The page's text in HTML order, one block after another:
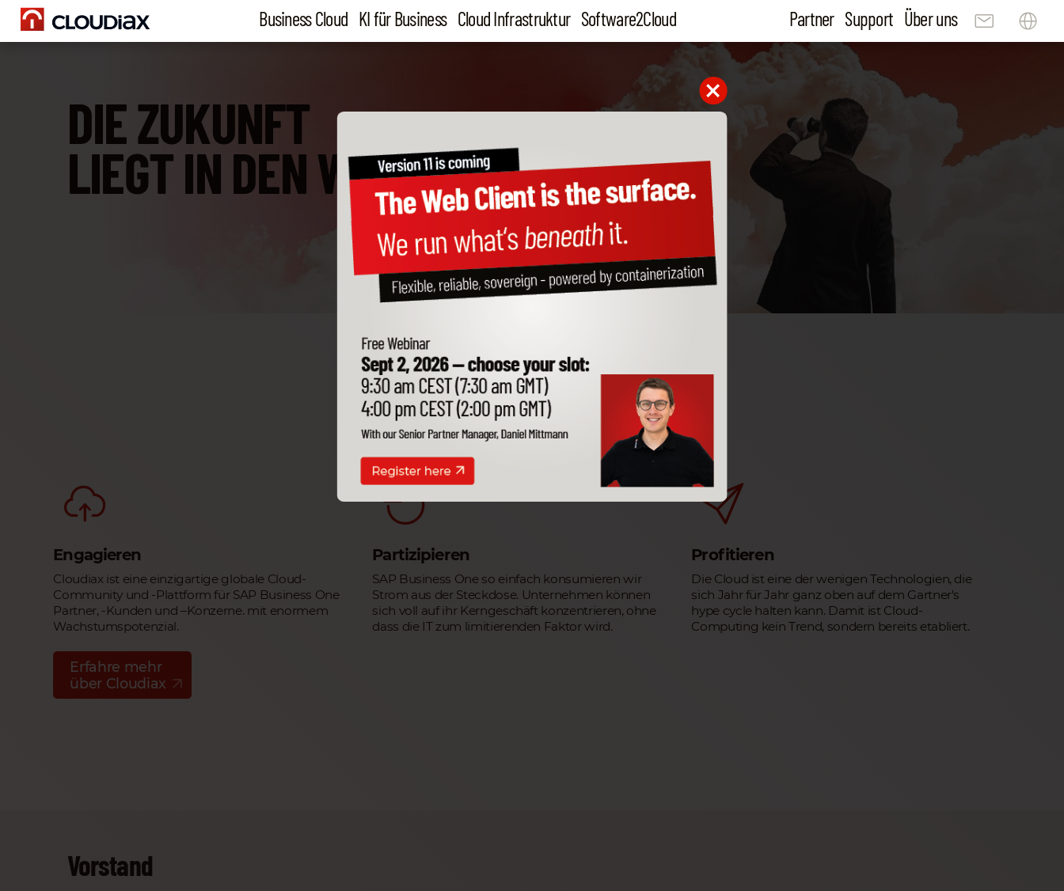
Business Cloud KI für Business Cloud Infrastruktur Software2Cloud Partner Support Über uns
DIE ZUKUNFT
LIEGT IN DEN WOLKEN
Engagieren
Cloudiax ist eine einzigartige globale Cloud-
Community und -Plattform für SAP Business One
Partner, -Kunden und –Konzerne. mit enormem
Wachstumspotenzial.
Erfahre mehr
über Cloudiax
Partizipieren
SAP Business One so einfach konsumieren wir
Strom aus der Steckdose. Unternehmen können
sich voll auf ihr Kerngeschäft konzentrieren, ohne
dass die IT zum limitierenden Faktor wird.
Profitieren
Die Cloud ist eine der wenigen Technologien, die
sich Jahr für Jahr ganz oben auf dem Gartner's
hype cycle halten kann. Damit ist Cloud-
Computing kein Trend, sondern bereits etabliert.
Vorstand